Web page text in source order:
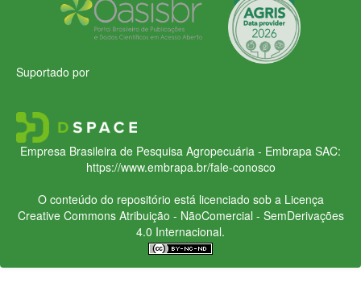
Suportado por
Empresa Brasileira de Pesquisa Agropecuária - Embrapa SAC:
https://www.embrapa.br/fale-conosco
O conteúdo do repositório está licenciado sob a Licença
Creative CommonsAtribuição - NãoComercial - SemDerivações
4.0 Internacional.